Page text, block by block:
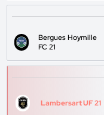
Bergues Hoymille
FC 21
Lambersart UF 21